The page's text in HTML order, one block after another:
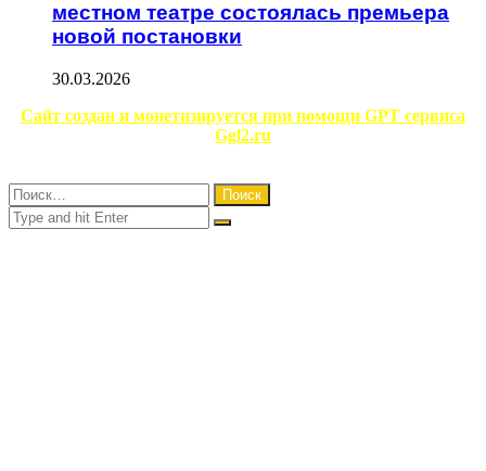
местном театре состоялась премьера
новой постановки
30.03.2026
Facebook
Twitter
WhatsApp
Telegram
Сайт создан и монетизируется при помощи GPT сервиса
Ggl2.ru
Close
Найти:
Close
Search